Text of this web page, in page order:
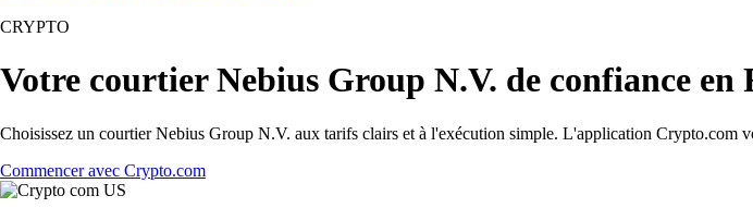
CRYPTO
Votre courtier Nebius Group N.V. de confiance en
Choisissez un courtier Nebius Group N.V. aux tarifs clairs et à l'exécution simple. L'application Crypto.com
Commencer avec Crypto.com